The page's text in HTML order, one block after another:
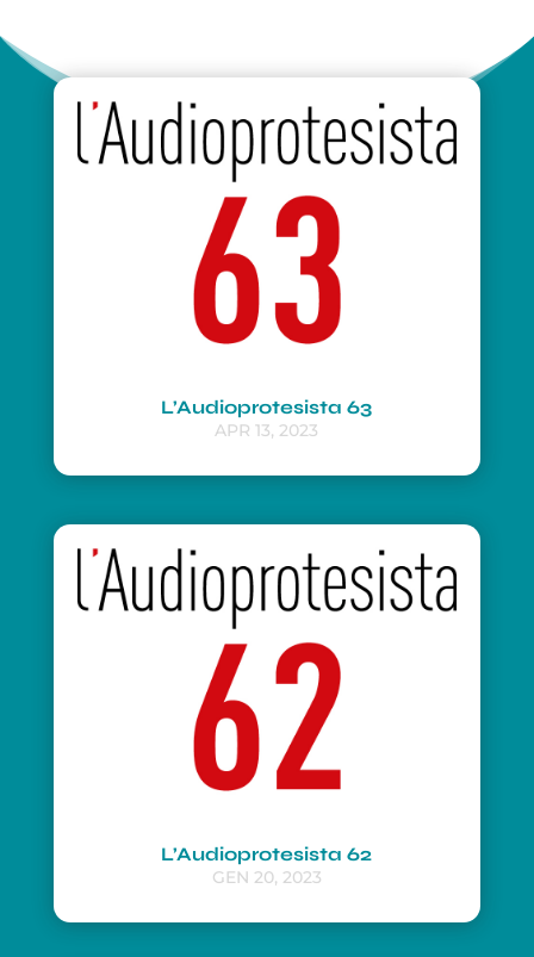
L’Audioprotesista 63
APR 13, 2023
L’Audioprotesista 62
GEN 20, 2023